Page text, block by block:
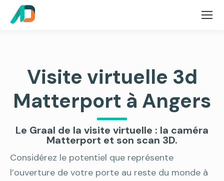
Visite virtuelle 3d
Matterport à Angers
Le Graal de la visite virtuelle : la caméra
Matterport et son scan 3D.
Considérez le potentiel que représente
l’ouverture de votre porte au reste du monde à